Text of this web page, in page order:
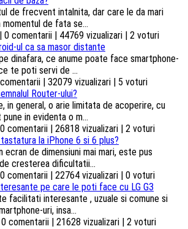
de frecvent intalnita, dar care le da mari
momentul de fata se...
comentarii | 44769 vizualizari | 2 voturi
ul ca sa masor distante
dinafara, ce anume poate face smartphone-
te poti servi de ...
| 32079 vizualizari | 5 voturi
Router-ului?
in general, o arie limitata de acoperire, cu
in evidenta o m...
comentarii | 26818 vizualizari | 2 voturi
la iPhone 6 si 6 plus?
ecran de dimensiuni mai mari, este pus
cresterea dificultatii...
comentarii | 22764 vizualizari | 0 voturi
pe care le poti face cu LG G3
facilitati interesante , uzuale si comune si
uri, insa...
comentarii | 21628 vizualizari | 2 voturi